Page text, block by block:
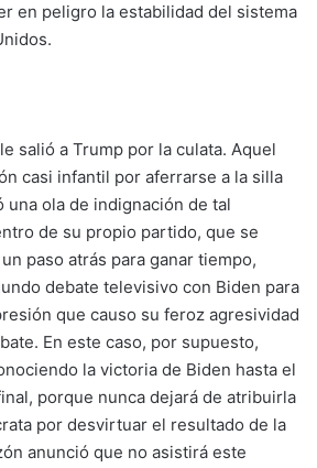
en peligro la estabilidad del sistema
salió a Trump por la culata. Aquel
casi infantil por aferrarse a la silla
ola de indignación de tal
de su propio partido, que se
paso atrás para ganar tiempo,
debate televisivo con Biden para
que causo su feroz agresividad
En este caso, por supuesto,
la victoria de Biden hasta el
porque nunca dejará de atribuirla
por desvirtuar el resultado de la
anunció que no asistirá este